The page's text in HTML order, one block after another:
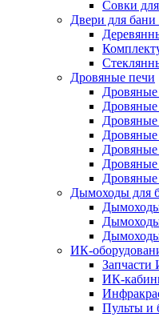
Совки
Двери для
Дровяные печи
Дровяные
Дровяные
Дровяные
Дымоходы для
ИК-
Запчасти
ИК-
Пульты и